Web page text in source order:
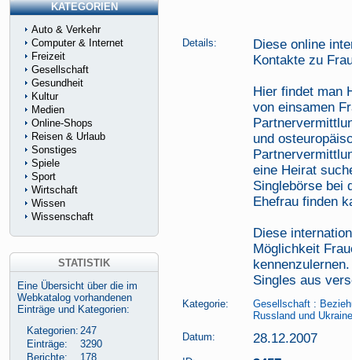
Details:
Diese online
Kontakte zu
Hier findet man
von einsamen
und
eine Heirat
Singlebörse bei
Ehefrau finden
Diese
Möglichkeit
Singles aus
Kategorie: Gesellschaft :
Russland und
Datum:
28.12.2007
KATEGORIEN
Auto & Verkehr
Computer & Internet
Freizeit
Gesellschaft
Gesundheit
Kultur
Medien
Online-Shops
Reisen & Urlaub
Sonstiges
Spiele
Sport
Wirtschaft
Wissen
Wissenschaft
STATISTIK
Eine Übersicht über die im
Webkatalog vorhandenen
Einträge und Kategorien:
Kategorien: 247
Einträge:
3290
Berichte:
178